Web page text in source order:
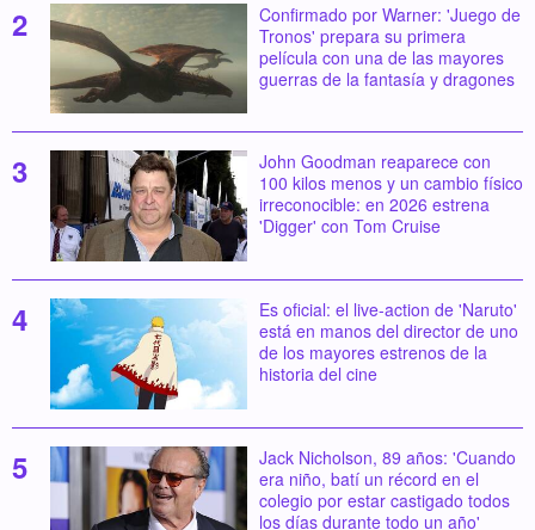
Confirmado por Warner: 'Juego de
Tronos' prepara su primera
película con una de las mayores
guerras de la fantasía y dragones
John Goodman reaparece con
100 kilos menos y un cambio físico
irreconocible: en 2026 estrena
'Digger' con Tom Cruise
Es oficial: el live-action de 'Naruto'
está en manos del director de uno
de los mayores estrenos de la
historia del cine
Jack Nicholson, 89 años: 'Cuando
era niño, batí un récord en el
colegio por estar castigado todos
los días durante todo un año'